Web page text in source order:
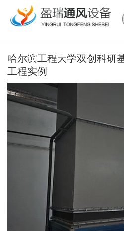
哈尔滨工程大学双创科研
工程实例